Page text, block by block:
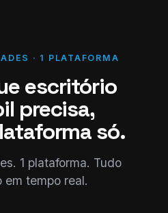
· 1 PLATAFORMA
escritório
precisa,
só.
1 plataforma. Tudo
em tempo real.